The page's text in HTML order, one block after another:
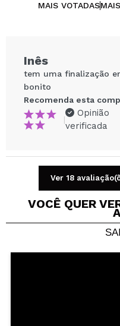
MAIS VOTADAS
Recomenda
Inês
tem uma finalização
bonito
Recomenda esta
|
Opinião
verificada
Ver 18
VOCÊ QUER